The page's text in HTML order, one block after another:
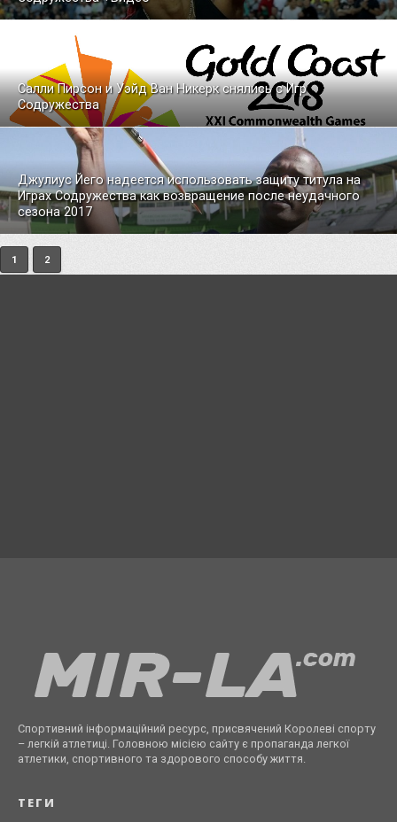
Салли Пирсон и Уэйд Ван Никерк снялись с Игр
Содружества
Джулиус Йего надеется использовать защиту титула на
Играх Содружества как возвращение после неудачного
сезона 2017
1 2
Спортивний інформаційний ресурс, присвячений Королеві спорту
– легкій атлетиці. Головною місією сайту є пропаганда легкої
атлетики, спортивного та здорового способу життя.
ТЕГИ